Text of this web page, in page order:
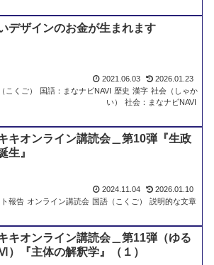
デザインのお金が生まれます
2021.06.03
2026.01.23
こくご） 国語：まなナビNAVI 歴史 漢字 社会（しゃか
い）
社会：まなナビNAVI
キオンライン講読会＿第10弾『生政
生』
2024.11.04
2026.01.10
報告 オンライン講読会 国語（こくご） 説明的な文章
キオンライン講読会＿第11弾（ゆる
）『主体の解釈学』（１）